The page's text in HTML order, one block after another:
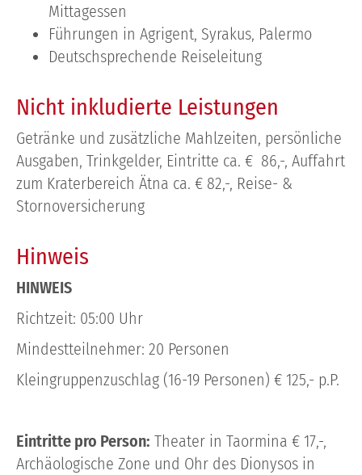
Mittagessen
Führungen in Agrigent, Syrakus, Palermo
Deutschsprechende Reiseleitung
Nicht inkludierte Leistungen
Getränke und zusätzliche Mahlzeiten, persönliche
Ausgaben, Trinkgelder, Eintritte ca. € 86,-, Auffahrt
zum Kraterbereich Ätna ca. € 82,-, Reise- &
Stornoversicherung
Hinweis
HINWEIS
Richtzeit: 05:00 Uhr
Mindestteilnehmer: 20 Personen
Kleingruppenzuschlag (16-19 Personen) € 125,- p.P.
Eintritte pro Person: Theater in Taormina € 17,-,
Archäologische Zone und Ohr des Dionysos in